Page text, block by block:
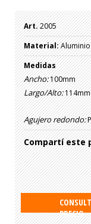
Art.2005
Material:Aluminio
Medidas
Ancho:100mm
Largo/Alto:114mm
Agujero redondo:
Compartí este
PRECIO